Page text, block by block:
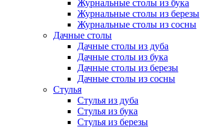
Журнальные столы из бука
Журнальные столы из березы
Журнальные столы из сосны
Дачные столы
Дачные столы из дуба
Дачные столы из бука
Дачные столы из березы
Дачные столы из сосны
Стулья
Стулья из дуба
Стулья из бука
Стулья из березы